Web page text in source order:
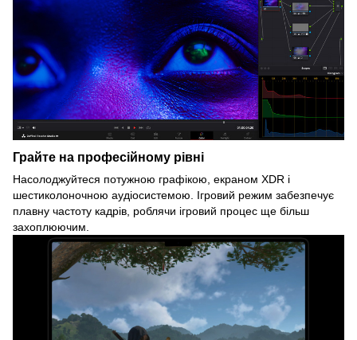
Грайте на професійному рівні
Насолоджуйтеся потужною графікою, екраном XDR і
шестиколоночною аудіосистемою. Ігровий режим забезпечує
плавну частоту кадрів, роблячи ігровий процес ще більш
захоплюючим.